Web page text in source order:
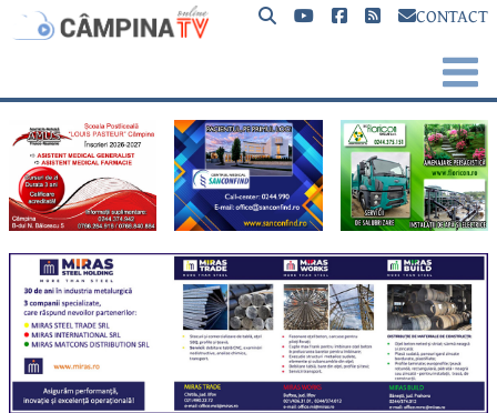
CONTACT